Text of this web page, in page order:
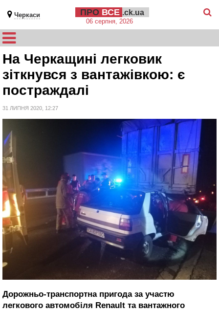
Черкаси ПРО ВСЕ .ck.ua
06 серпня, 2026
На Черкащині легковик
зіткнувся з вантажівкою: є
постраждалі
31 ЛИПНЯ 2020, 12:27
Дорожньо-транспортна пригода за участю
легкового автомобіля Renault та вантажного